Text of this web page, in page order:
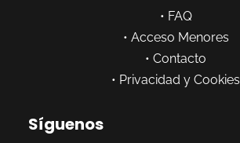
• FAQ
• Acceso Menores
• Contacto
• Privacidad y Cookies
Síguenos